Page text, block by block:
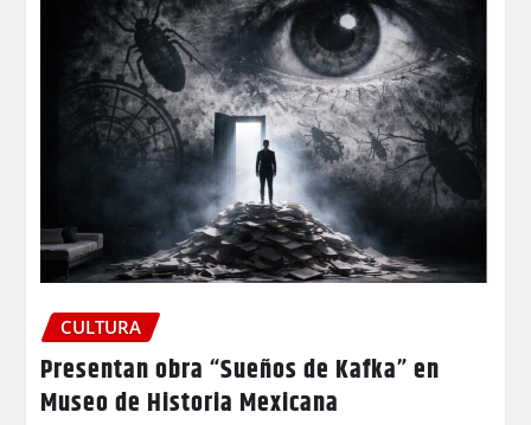
CULTURA
Presentan obra “Sueños de Kafka” en
Museo de Historia Mexicana